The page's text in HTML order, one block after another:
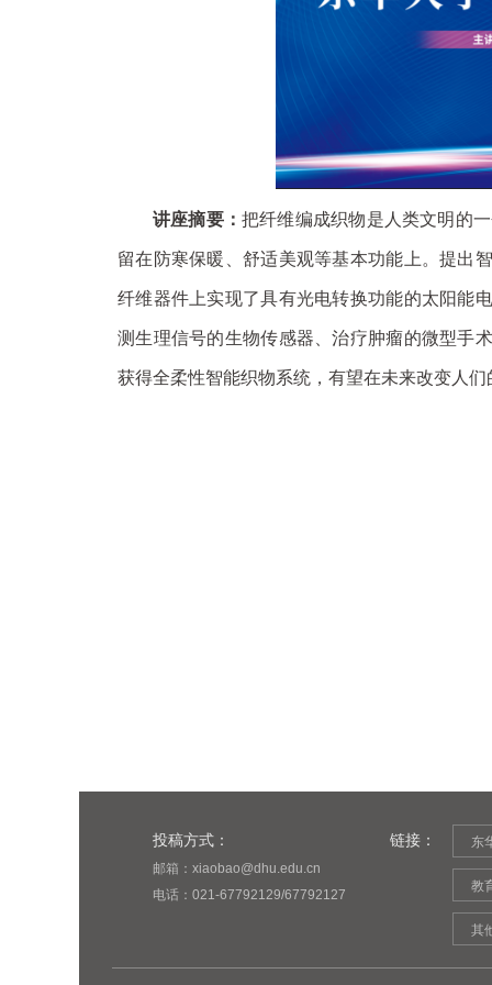
讲座摘要：把纤维编成织物是人类文明的
留在防寒保暖、舒适美观等基本功能上。提出
纤维器件上实现了具有光电转换功能的太阳能
测生理信号的生物传感器、治疗肿瘤的微型手
获得全柔性智能织物系统，有望在未来改变人们
东
教
其
链接：
投稿方式：
邮箱：xiaobao@dhu.edu.cn
电话：021-67792129/67792127